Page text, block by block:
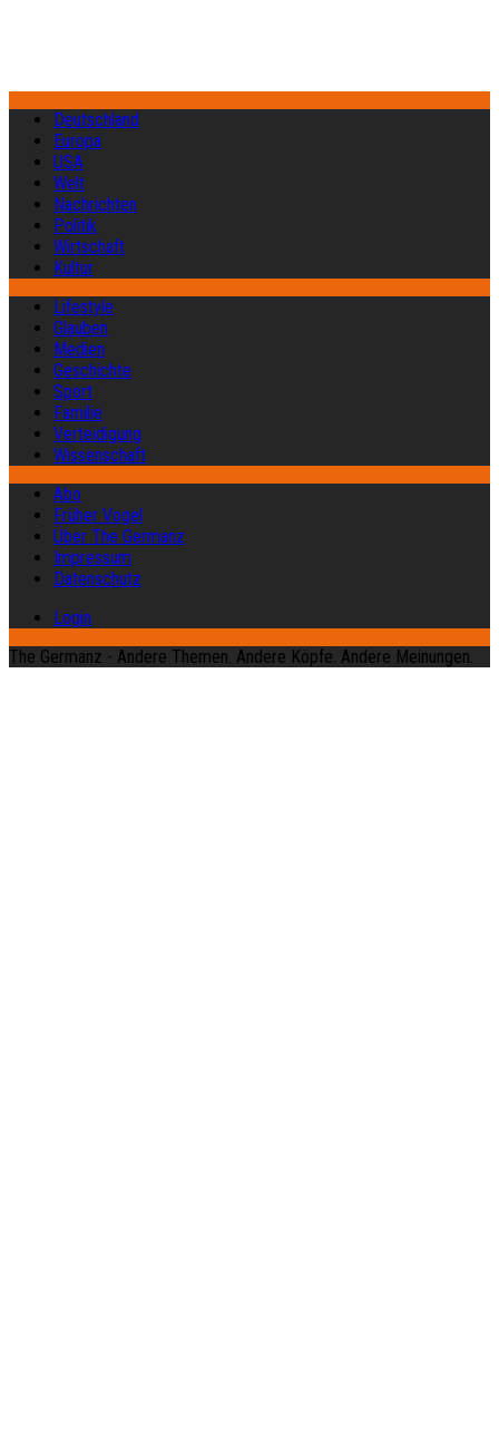
Deutschland
Europa
USA
Welt
Nachrichten
Politik
Wirtschaft
Kultur
Lifestyle
Glauben
Medien
Geschichte
Sport
Familie
Verteidigung
Wissenschaft
Abo
Früher Vogel
Über The Germanz
Impressum
Datenschutz
Login
The Germanz - Andere Themen. Andere Köpfe. Andere Meinungen.